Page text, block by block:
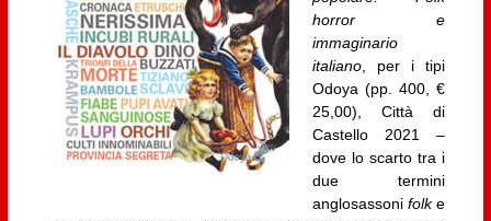
horror e
immaginario
italiano, per i tipi
Odoya (pp. 400, €
25,00), Città di
Castello 2021 –
dove lo scarto tra i
due termini
anglosassoni folke